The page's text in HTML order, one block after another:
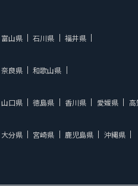
富山県 石川県
福井県
奈良県
和歌山県
山口県 徳島県 香川県 愛媛県
高
大分県 宮崎県 鹿児島県 沖縄県